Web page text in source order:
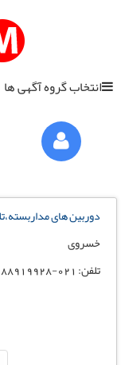
انتخاب گروه آگهی ها
دوربین های
خسروی
تلفن: 021-88919928